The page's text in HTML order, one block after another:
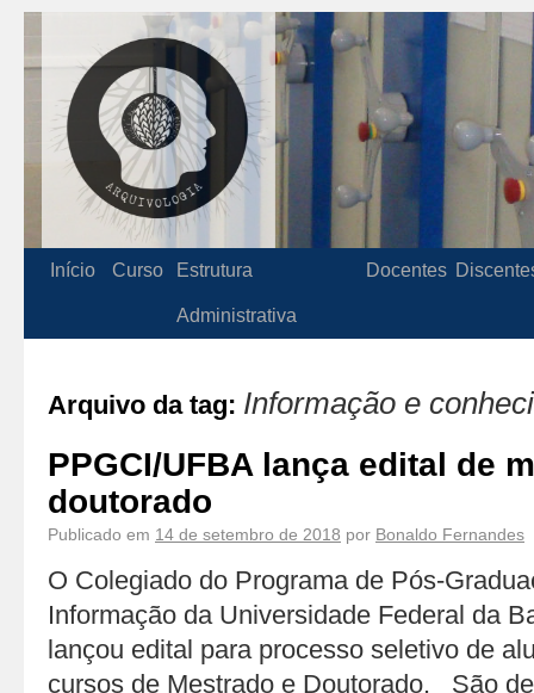
Início Curso Estrutura
Administrativa
Docentes
Arquivo da tag: Informação e
PPGCI/UFBA lança edital de
doutorado
Publicado em 14 de setembro de 2018 por Bonaldo Fernandes
O Colegiado do Programa de Pós-
Informação da Universidade Federal da
lançou edital para processo seletivo de
cursos de Mestrado e Doutorado. São